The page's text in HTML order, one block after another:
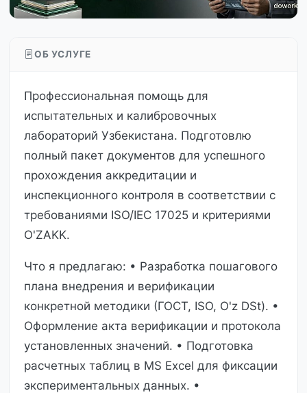
ОБ УСЛУГЕ
Профессиональная помощь для
испытательных и калибровочных
лабораторий Узбекистана. Подготовлю
полный пакет документов для успешного
прохождения аккредитации и
инспекционного контроля в соответствии с
требованиями ISO/IEC 17025 и критериями
O'ZAKK.
Что я предлагаю: • Разработка пошагового
плана внедрения и верификации
конкретной методики (ГОСТ, ISO, O'z DSt). •
Оформление акта верификации и протокола
установленных значений. • Подготовка
расчетных таблиц в MS Excel для фиксации
экспериментальных данных. •